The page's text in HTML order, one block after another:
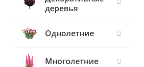
деревья
Однолетние
Многолетние